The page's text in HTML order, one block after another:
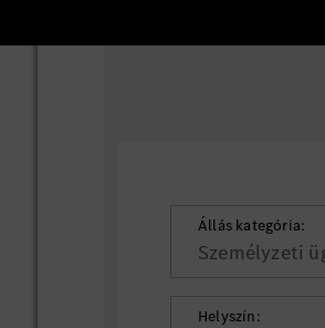
Állás kategória:
Személyzeti
Helyszín: